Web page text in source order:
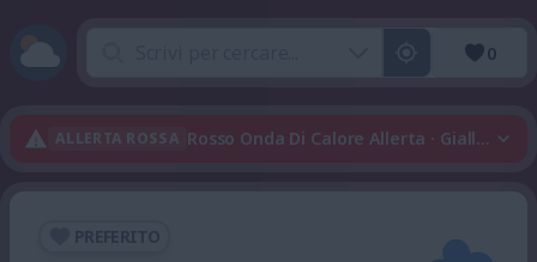
0
ALLERTA ROSSA Rosso Onda Di Calore Allerta · Giallo